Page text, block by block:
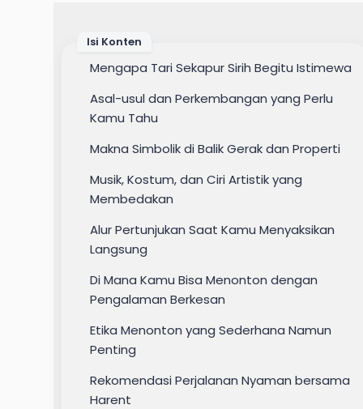
Isi Konten
Mengapa Tari Sekapur Sirih Begitu Istimewa
Asal-usul dan Perkembangan yang Perlu
Kamu Tahu
Makna Simbolik di Balik Gerak dan Properti
Musik, Kostum, dan Ciri Artistik yang
Membedakan
Alur Pertunjukan Saat Kamu Menyaksikan
Langsung
Di Mana Kamu Bisa Menonton dengan
Pengalaman Berkesan
Etika Menonton yang Sederhana Namun
Penting
Rekomendasi Perjalanan Nyaman bersama
Harent